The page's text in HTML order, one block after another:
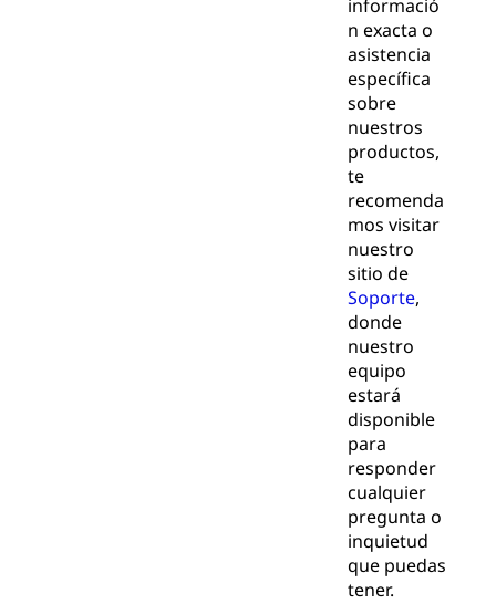
informació
n exacta o
asistencia
específica
sobre
nuestros
productos,
te
recomenda
mos visitar
nuestro
sitio de
Soporte,
donde
nuestro
equipo
estará
disponible
para
responder
cualquier
pregunta o
inquietud
que puedas
tener.